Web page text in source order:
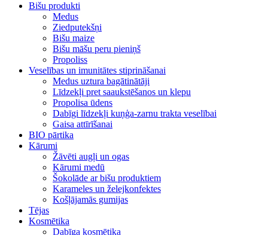
Bišu produkti
Medus
Ziedputekšņi
Bišu maize
Bišu māšu peru pieniņš
Propoliss
Veselības un imunitātes stiprināšanai
Medus uztura bagātinātāji
Līdzekļi pret saaukstēšanos un klepu
Propolisa ūdens
Dabīgi līdzekļi kuņģa-zarnu trakta veselībai
Gaisa attīrīšanai
BIO pārtika
Kārumi
Žāvēti augļi un ogas
Kārumi medū
Šokolāde ar bišu produktiem
Karameles un želejkonfektes
Košļājamās gumijas
Tējas
Kosmētika
Dabīga kosmētika